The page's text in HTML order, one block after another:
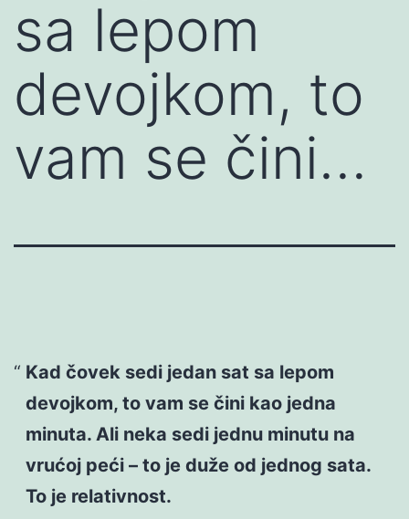
sa lepom
devojkom, to
vam se čini…
Kad čovek sedi jedan sat sa lepom
devojkom, to vam se čini kao jedna
minuta. Ali neka sedi jednu minutu na
vrućoj peći – to je duže od jednog sata.
To je relativnost.